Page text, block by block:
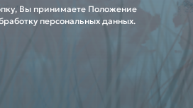
Вы принимаете Положение
персональных данных.